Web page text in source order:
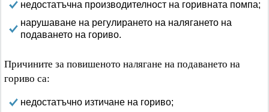
недостатъчна производителност на горивната помпа;
нарушаване на регулирането на налягането на
подаването на гориво.
Причините за повишеното налягане на подаването на
гориво са:
недостатъчно изтичане на гориво;